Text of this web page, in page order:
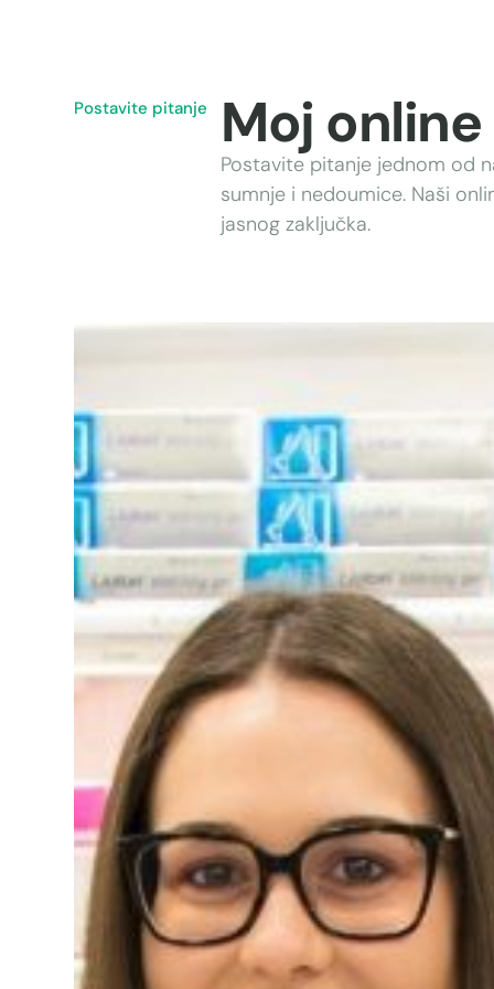
Postavite pitanje Moj
Postavite pitanje jednom od
sumnje i nedoumice. Naši
jasnog zaključka.